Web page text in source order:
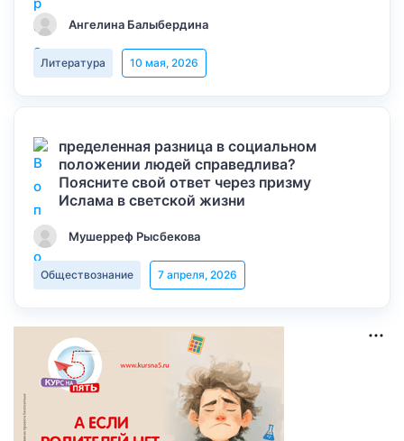
Ангелина Балыбердина
Литература 10 мая, 2026
пределенная разница в социальном
положении людей справедлива?
Поясните свой ответ через призму
Ислама в светской жизни
Мушерреф Рысбекова
Обществознание 7 апреля, 2026